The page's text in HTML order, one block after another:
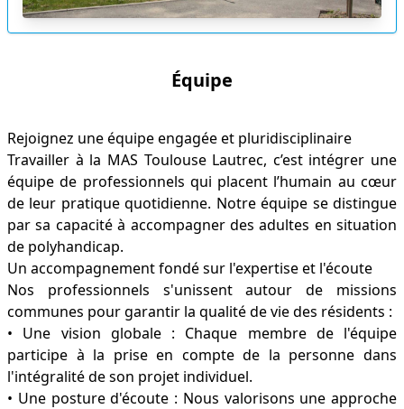
Équipe
Rejoignez une équipe engagée et pluridisciplinaire
Travailler à la MAS Toulouse Lautrec, c’est intégrer une
équipe de professionnels qui placent l’humain au cœur
de leur pratique quotidienne. Notre équipe se distingue
par sa capacité à accompagner des adultes en situation
de polyhandicap.
Un accompagnement fondé sur l'expertise et l'écoute
Nos professionnels s'unissent autour de missions
communes pour garantir la qualité de vie des résidents :
• Une vision globale : Chaque membre de l'équipe
participe à la prise en compte de la personne dans
l'intégralité de son projet individuel.
• Une posture d'écoute : Nous valorisons une approche